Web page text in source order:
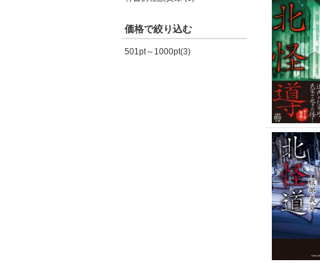
価格で絞り込む
501pt～1000pt(3)